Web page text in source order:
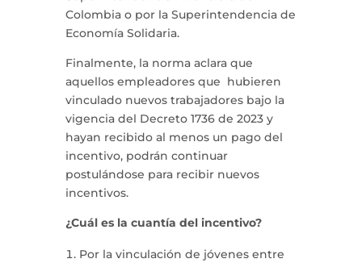
Colombia o por la Superintendencia de
Economía Solidaria.
Finalmente, la norma aclara que
aquellos empleadores que hubieren
vinculado nuevos trabajadores bajo la
vigencia del Decreto 1736 de 2023 y
hayan recibido al menos un pago del
incentivo, podrán continuar
postulándose para recibir nuevos
incentivos.
¿Cuál es la cuantía del incentivo?
Por la vinculación de jóvenes entre